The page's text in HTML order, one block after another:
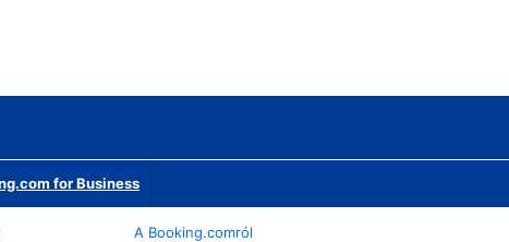
for Business
A Booking.comról